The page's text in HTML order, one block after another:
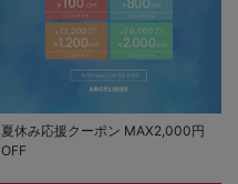
夏休み応援クーポン MAX2,000円
OFF